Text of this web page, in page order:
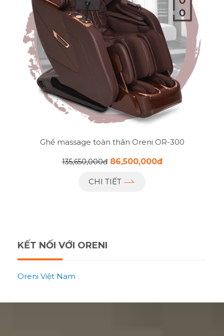
Ghế massage toàn thân Oreni OR-300
135,650,000đ 86,500,000đ
CHI TIẾT
KẾT NỐI VỚI ORENI
Oreni Việt Nam